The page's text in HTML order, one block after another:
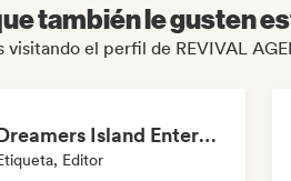
también le gusten
visitando el perfil de REVIVAL
Dreamers Island Entertainment
Editor